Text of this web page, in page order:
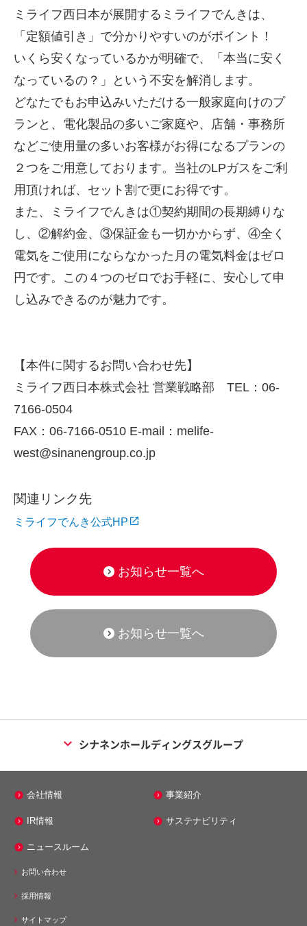
ミライフ西日本が展開するミライフでんきは、
「定額値引き」で分かりやすいのがポイント！
いくら安くなっているかが明確で、「本当に安く
なっているの？」という不安を解消します。
どなたでもお申込みいただける一般家庭向けのプ
ランと、電化製品の多いご家庭や、店舗・事務所
などご使用量の多いお客様がお得になるプランの
２つをご用意しております。当社のLPガスをご利
用頂ければ、セット割で更にお得です。
また、ミライフでんきは①契約期間の長期縛りな
し、②解約金、③保証金も一切かからず、④全く
電気をご使用にならなかった月の電気料金はゼロ
円です。この４つのゼロでお手軽に、安心して申
し込みできるのが魅力です。
【本件に関するお問い合わせ先】
ミライフ西日本株式会社 営業戦略部 TEL ： 06-
7166-0504
FAX ： 06-7166-0510 E-mail ： melife-
west@sinanengroup.co.jp
関連リンク先
ミライフでんき公式HP
お知らせ一覧へ
お知らせ一覧へ
シナネンホールディングスグループ
エネルギー事業
株式会社ミノス
会社情報 事業紹介
IR情報 サステナビリティ
ニュースルーム
お問い合わせ
採用情報
サイトマップ